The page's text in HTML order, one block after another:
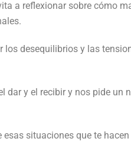
a reflexionar sobre cómo
desequilibrios y las
dar y el recibir y nos pide un
situaciones que te